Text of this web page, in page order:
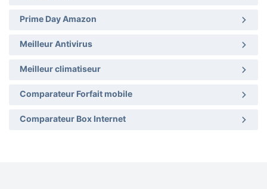
Prime Day Amazon
Meilleur Antivirus
Meilleur climatiseur
Comparateur Forfait mobile
Comparateur Box Internet